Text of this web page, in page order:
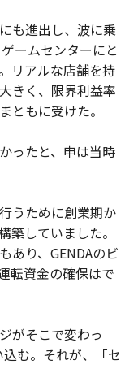
も進出し、波に乗
ームセンターにと
リアルな店舗を持
きく、限界利益率
ともに受けた。
ったと、申は当時
うために創業期か
築していました。
あり、GENDAのビ
転資金の確保はで
がそこで変わっ
む。それが、「セ